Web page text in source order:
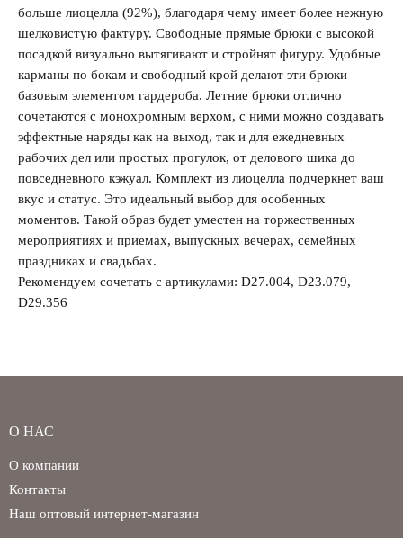
Запомнить меня на этом компьютере
Забыли свой пароль?
больше лиоцелла (92%), благодаря чему имеет более нежную
шелковистую фактуру. Свободные прямые брюки с высокой
посадкой визуально вытягивают и стройнят фигуру. Удобные
карманы по бокам и свободный крой делают эти брюки
базовым элементом гардероба. Летние брюки отлично
сочетаются с монохромным верхом, с ними можно создавать
эффектные наряды как на выход, так и для ежедневных
рабочих дел или простых прогулок, от делового шика до
повседневного кэжуал. Комплект из лиоцелла подчеркнет ваш
вкус и статус. Это идеальный выбор для особенных
моментов. Такой образ будет уместен на торжественных
мероприятиях и приемах, выпускных вечерах, семейных
праздниках и свадьбах.
Рекомендуем сочетать с артикулами: D27.004, D23.079,
D29.356
О НАС
О компании
Контакты
Наш оптовый интернет-магазин